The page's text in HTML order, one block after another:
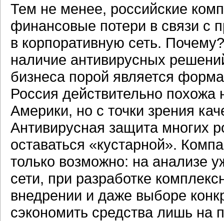
Тем не менее, российские
финансовые потери в связи с
в корпоративную сеть.
наличие антивирусных
бизнеса порой является
Россия действительно
Америки, но с точки зрения
Антивирусная защита многих
оставаться «кустарной».
только возможно: на анализе
сети, при разработке
внедрении и даже выборе
сэкономить средства лишь на